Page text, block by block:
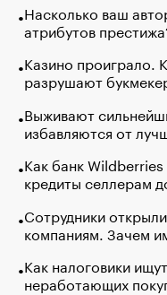
Насколько ваш
атрибутов
Казино проиграло.
разрушают
Выживают
избавляются от
Как банк
кредиты селлерам
Сотрудники
компаниям. Зачем
Как налоговики
неработающих